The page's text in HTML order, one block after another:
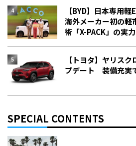
【BYD】日本専用
海外メーカー初の軽
術「X-PACK」の実力
【トヨタ】ヤリス
プデート 装備充実
SPECIAL CONTENTS